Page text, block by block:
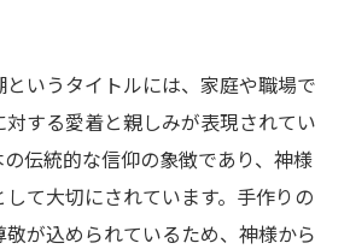
いうタイトルには、家庭や職場で
する愛着と親しみが表現されてい
伝統的な信仰の象徴であり、神様
て大切にされています。手作りの
が込められているため、神様から